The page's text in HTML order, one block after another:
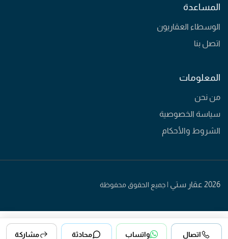
اتصال واتساب محادثة مشاركة
المساعدة
الوسطاء العقاريون
اتصل بنا
المعلومات
من نحن
سياسة الخصوصية
الشروط والأحكام
2026 عقار ستي | جميع الحقوق محفوظة